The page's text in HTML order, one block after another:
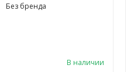
Без бренда
В наличии